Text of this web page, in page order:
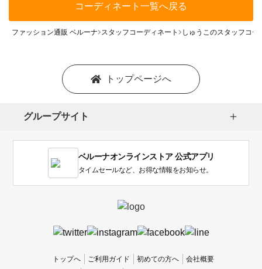
コーディネート一覧へ戻る
ファッション通販 ベルーナ スタッフコーディネート しゅうこのスタッフコー
トップページへ
グループサイト
ベルーナオンラインストア 公式アプリ
タイムセールなど、お得な情報をお知らせ。
トップへ ご利用ガイド 初めての方へ 会社概要